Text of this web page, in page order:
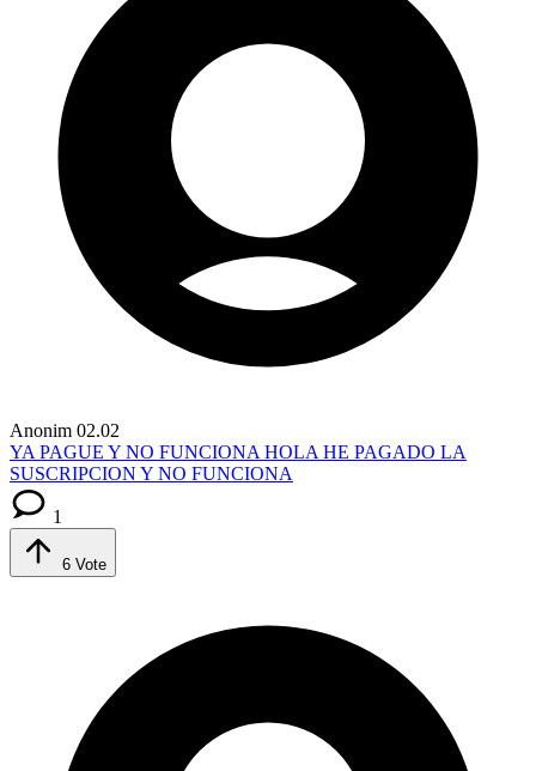
Anonim 02.02
YA PAGUE Y NO FUNCIONA HOLA HE PAGADO LA
SUSCRIPCION Y NO FUNCIONA
1
6 Vote